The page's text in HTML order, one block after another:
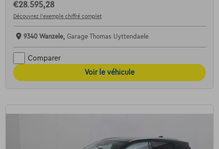
€28.595,28
Découvrez l’exemple chiffré complet
9340 Wanzele, Garage Thomas Uyttendaele
Comparer
Voir le véhicule